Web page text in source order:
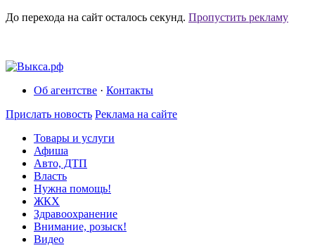
До перехода на сайт осталось секунд. Пропустить рекламу
Об агентстве · Контакты
Прислать новость Реклама на сайте
Товары и услуги
Афиша
Авто, ДТП
Власть
Нужна помощь!
ЖКХ
Здравоохранение
Внимание, розыск!
Видео